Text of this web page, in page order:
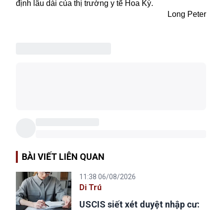
định lâu dài của thị trường y tế Hoa Kỳ.
Long Peter
BÀI VIẾT LIÊN QUAN
11:38 06/08/2026
Di Trú
USCIS siết xét duyệt nhập cư: